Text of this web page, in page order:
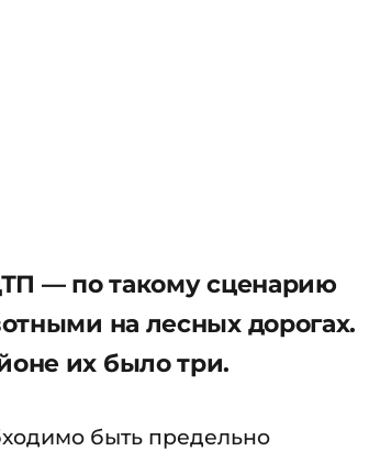
— по такому сценарию
на лесных дорогах.
их было три.
быть предельно